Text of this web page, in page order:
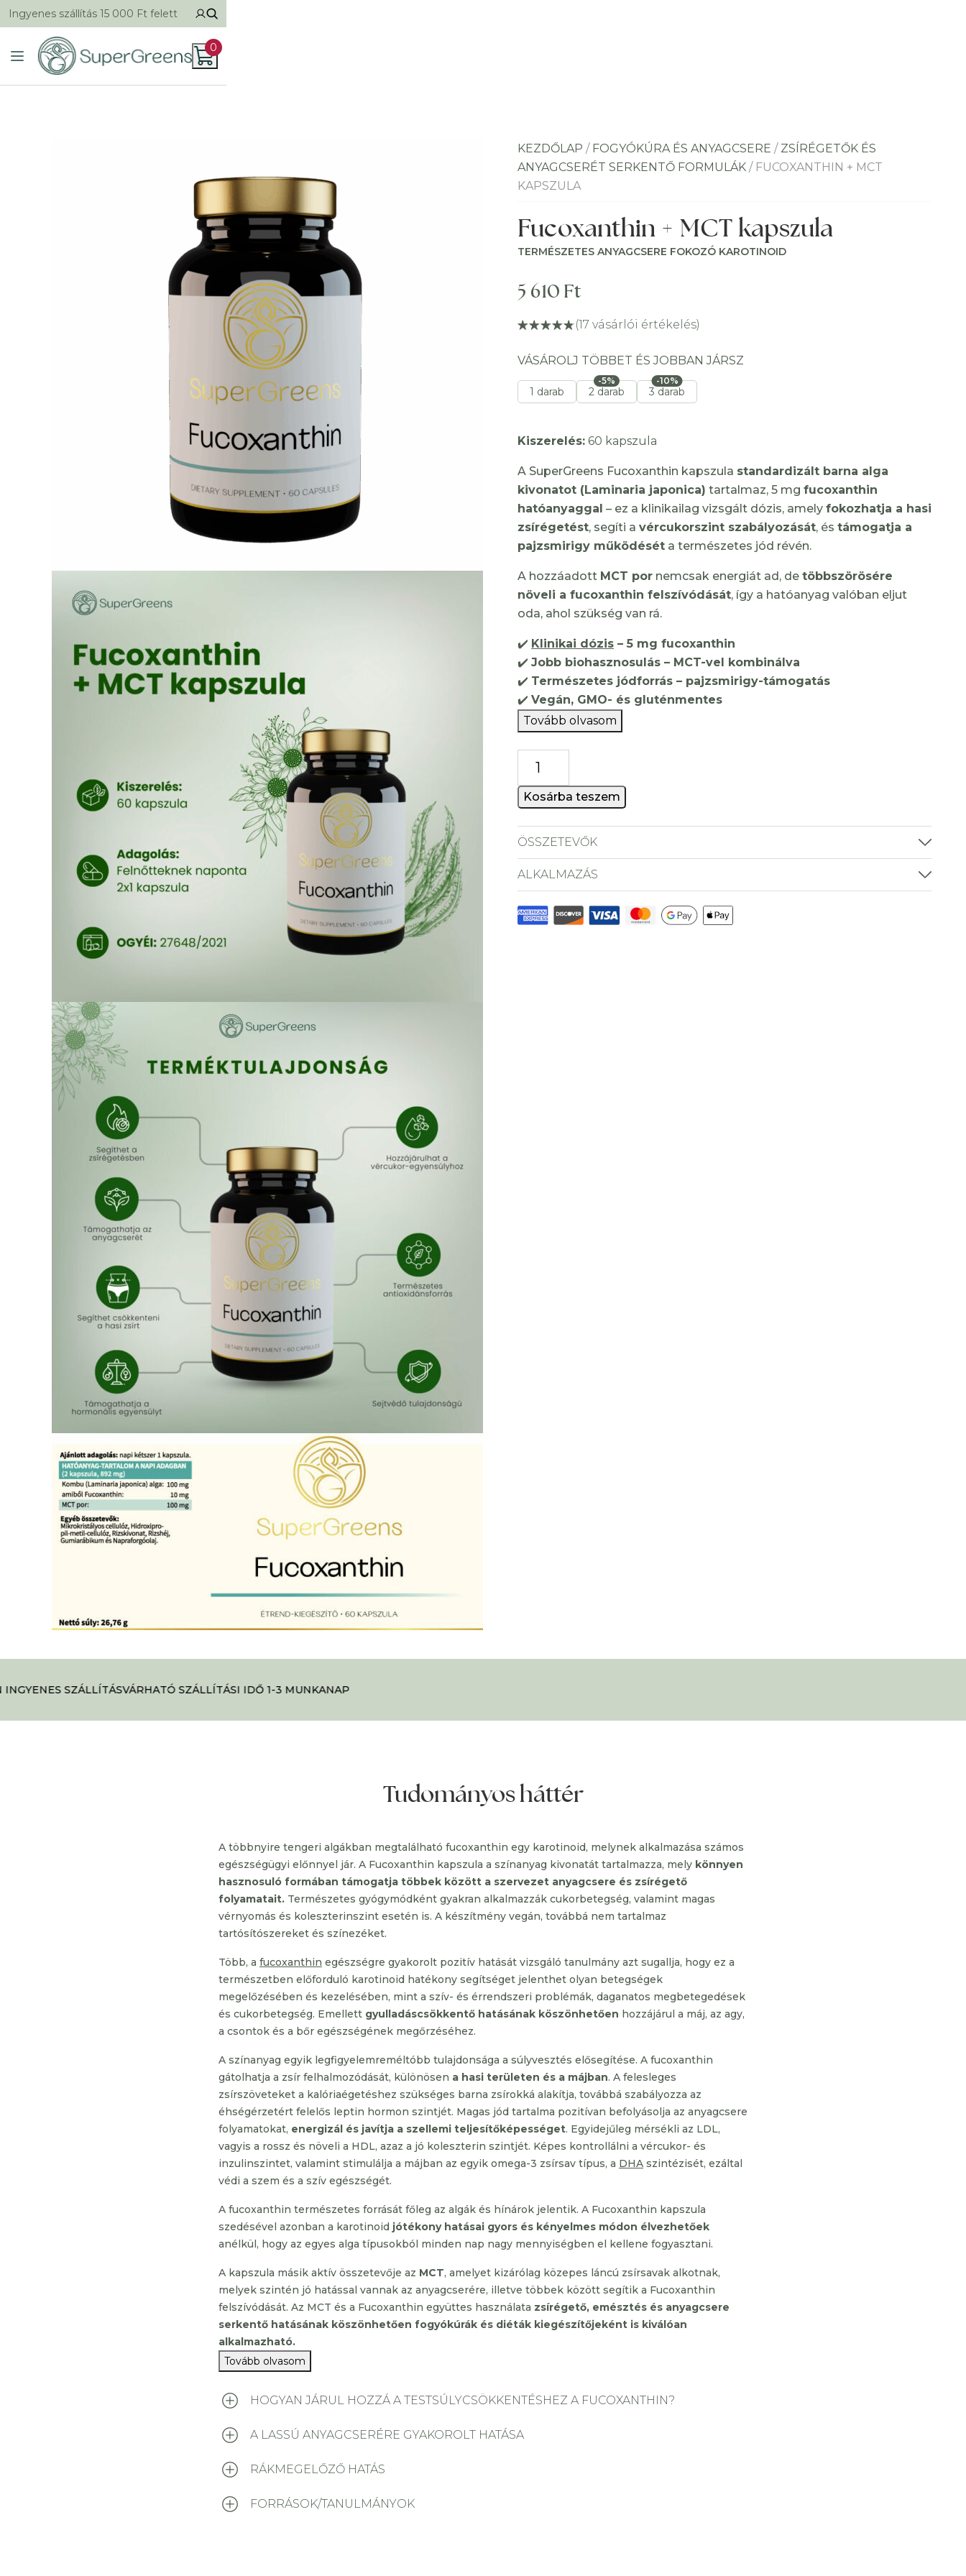
Ingyenes szállítás 15 000 Ft felett
0
KEZDŐLAP / FOGYÓKÚRA ÉS ANYAGCSERE / ZSÍRÉGETŐK ÉS
ANYAGCSERÉT SERKENTŐ FORMULÁK / FUCOXANTHIN + MCT
KAPSZULA
Fucoxanthin + MCT kapszula
TERMÉSZETES ANYAGCSERE FOKOZÓ KAROTINOID
5 610 Ft
(17 vásárlói értékelés)
VÁSÁROLJ TÖBBET ÉS JOBBAN JÁRSZ
1 darab 2 darab
-5%
3 darab
-10%
Kiszerelés: 60 kapszula
A SuperGreens Fucoxanthin kapszula standardizált barna alga
kivonatot (Laminaria japonica) tartalmaz, 5 mg fucoxanthin
hatóanyaggal – ez a klinikailag vizsgált dózis, amely fokozhatja a hasi
zsírégetést, segíti a vércukorszint szabályozását, és támogatja a
pajzsmirigy működését a természetes jód révén.
A hozzáadott MCT por nemcsak energiát ad, de többszörösére
növeli a fucoxanthin felszívódását, így a hatóanyag valóban eljut
oda, ahol szükség van rá.
✔️ Klinikai dózis – 5 mg fucoxanthin
✔️ Jobb biohasznosulás – MCT-vel kombinálva
✔️ Természetes jódforrás – pajzsmirigy-támogatás
✔️ Vegán, GMO- és gluténmentes
Tovább olvasom
MCT
mennyiség
Kosárba teszem
ÖSSZETEVŐK
ALKALMAZÁS
SZÁLLÍTÁSVÁRHATÓ SZÁLLÍTÁSI IDŐ 1-3 MUNKANAP
Tudományos háttér
A többnyire tengeri algákban megtalálható fucoxanthin egy karotinoid, melynek alkalmazása számos
egészségügyi előnnyel jár. A Fucoxanthin kapszula a színanyag kivonatát tartalmazza, mely könnyen
hasznosuló formában támogatja többek között a szervezet anyagcsere és zsírégető
folyamatait. Természetes gyógymódként gyakran alkalmazzák cukorbetegség, valamint magas
vérnyomás és koleszterinszint esetén is. A készítmény vegán, továbbá nem tartalmaz
tartósítószereket és színezéket.
Több, a fucoxanthin egészségre gyakorolt pozitív hatását vizsgáló tanulmány azt sugallja, hogy ez a
természetben előforduló karotinoid hatékony segítséget jelenthet olyan betegségek
megelőzésében és kezelésében, mint a szív- és érrendszeri problémák, daganatos megbetegedések
és cukorbetegség. Emellett gyulladáscsökkentő hatásának köszönhetően hozzájárul a máj, az agy,
a csontok és a bőr egészségének megőrzéséhez.
A színanyag egyik legfigyelemreméltóbb tulajdonsága a súlyvesztés elősegítése. A fucoxanthin
gátolhatja a zsír felhalmozódását, különösen a hasi területen és a májban. A felesleges
zsírszöveteket a kalóriaégetéshez szükséges barna zsírokká alakítja, továbbá szabályozza az
éhségérzetért felelős leptin hormon szintjét. Magas jód tartalma pozitívan befolyásolja az anyagcsere
folyamatokat, energizál és javítja a szellemi teljesítőképességet. Egyidejűleg mérsékli az LDL,
vagyis a rossz és növeli a HDL, azaz a jó koleszterin szintjét. Képes kontrollálni a vércukor- és
inzulinszintet, valamint stimulálja a májban az egyik omega-3 zsírsav típus, a DHA szintézisét, ezáltal
védi a szem és a szív egészségét.
A fucoxanthin természetes forrását főleg az algák és hínárok jelentik. A Fucoxanthin kapszula
szedésével azonban a karotinoid jótékony hatásai gyors és kényelmes módon élvezhetőek
anélkül, hogy az egyes alga típusokból minden nap nagy mennyiségben el kellene fogyasztani.
A kapszula másik aktív összetevője az MCT, amelyet kizárólag közepes láncú zsírsavak alkotnak,
melyek szintén jó hatással vannak az anyagcserére, illetve többek között segítik a Fucoxanthin
felszívódását. Az MCT és a Fucoxanthin együttes használata zsírégető, emésztés és anyagcsere
serkentő hatásának köszönhetően fogyókúrák és diéták kiegészítőjeként is kiválóan
alkalmazható.
Tovább olvasom
HOGYAN JÁRUL HOZZÁ A TESTSÚLYCSÖKKENTÉSHEZ A FUCOXANTHIN?
A LASSÚ ANYAGCSERÉRE GYAKOROLT HATÁSA
RÁKMEGELŐZŐ HATÁS
FORRÁSOK/TANULMÁNYOK